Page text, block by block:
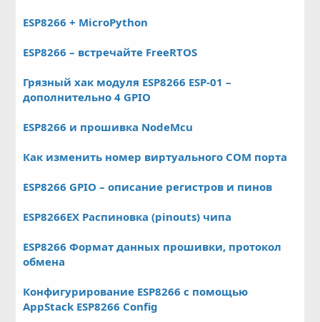
ESP8266 + MicroPython
ESP8266 – встречайте FreeRTOS
Грязный хак модуля ESP8266 ESP-01 –
дополнительно 4 GPIO
ESP8266 и прошивка NodeMcu
Как изменить номер виртуального COM порта
ESP8266 GPIO – описание регистров и пинов
ESP8266EX Распиновка (pinouts) чипа
ESP8266 Формат данных прошивки, протокол
обмена
Конфигурирование ESP8266 с помощью
AppStack ESP8266 Config